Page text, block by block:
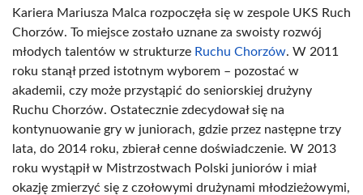
Kariera Mariusza Malca rozpoczęła się w zespole UKS Ruch
Chorzów. To miejsce zostało uznane za swoisty rozwój
młodych talentów w strukturze Ruchu Chorzów. W 2011
roku stanął przed istotnym wyborem – pozostać w
akademii, czy może przystąpić do seniorskiej drużyny
Ruchu Chorzów. Ostatecznie zdecydował się na
kontynuowanie gry w juniorach, gdzie przez następne trzy
lata, do 2014 roku, zbierał cenne doświadczenie. W 2013
roku wystąpił w Mistrzostwach Polski juniorów i miał
okazję zmierzyć się z czołowymi drużynami młodzieżowymi,